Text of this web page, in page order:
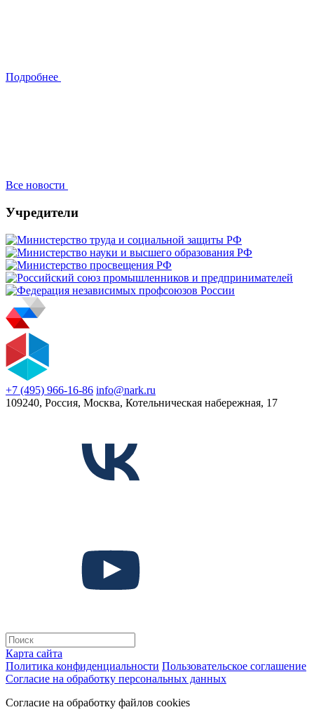
Подробнее
Все новости
Учредители
+7 (495) 966-16-86 info@nark.ru
109240, Россия, Москва, Котельническая набережная, 17
Карта сайта
Политика конфиденциальности Пользовательское соглашение
Согласие на обработку персональных данных
Согласие на обработку файлов cookies